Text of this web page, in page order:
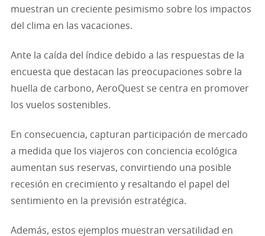
muestran un creciente pesimismo sobre los impactos
del clima en las vacaciones.
Ante la caída del índice debido a las respuestas de la
encuesta que destacan las preocupaciones sobre la
huella de carbono, AeroQuest se centra en promover
los vuelos sostenibles.
En consecuencia, capturan participación de mercado
a medida que los viajeros con conciencia ecológica
aumentan sus reservas, convirtiendo una posible
recesión en crecimiento y resaltando el papel del
sentimiento en la previsión estratégica.
Además, estos ejemplos muestran versatilidad en